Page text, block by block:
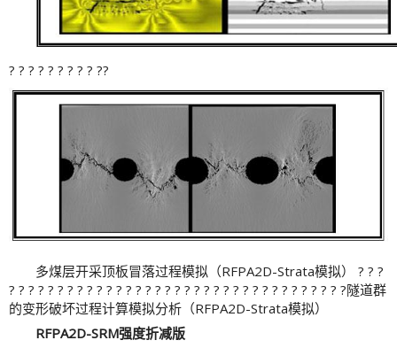
? ? ? ? ? ? ? ? ? ??
多煤层开采顶板冒落过程模拟（RFPA2D-Strata模拟） ? ? ?
? ? ? ? ? ? ? ? ? ? ? ? ? ? ? ? ? ? ? ? ? ? ? ? ? ? ? ? ? ? ? ? ? ? ?隧道群
的变形破坏过程计算模拟分析（RFPA2D-Strata模拟）
RFPA2D-SRM强度折减版